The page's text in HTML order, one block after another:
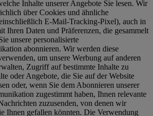
Inhalte unserer Angebote Sie lesen. Wir
über Cookies und ähnliche
E-Mail-Tracking-Pixel), auch in
Ihren Daten und Präferenzen, die gesammelt
unsere personalisierte
abonnieren. Wir werden diese
um unsere Werbung auf anderen
Zugriff auf bestimmte Inhalte zu
oder Angebote, die Sie auf der Website
oder, wenn Sie dem Abonnieren unserer
zugestimmt haben, Ihnen relevante
zuzusenden, von denen wir
Ihnen gefallen könnten. Die Verwendung